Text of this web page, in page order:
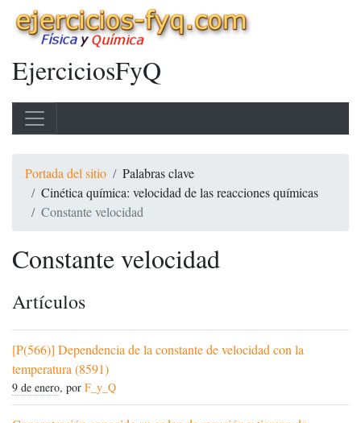
EjerciciosFyQ
Portada del sitio
Palabras clave
Cinética química: velocidad de las reacciones químicas
Constante velocidad
Constante velocidad
Artículos
[P(566)] Dependencia de la constante de velocidad con la
temperatura (8591)
9 de enero, por F_y_Q